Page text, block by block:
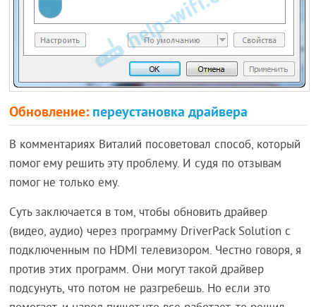
Обновление: переустановка драйвера
В комментариях Виталий посоветовал способ, который
помог ему решить эту проблему. И судя по отзывам
помог не только ему.
Суть заключается в том, чтобы обновить драйвер
(видео, аудио) через программу DriverPack Solution с
подключенным по HDMI телевизором. Честно говоря, я
против этих программ. Они могут такой драйвер
подсунуть, что потом не разгребешь. Но если это